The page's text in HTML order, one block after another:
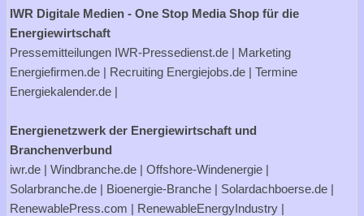
IWR Digitale Medien - One Stop Media Shop für die
Energiewirtschaft
Pressemitteilungen IWR-Pressedienst.de | Marketing
Energiefirmen.de | Recruiting Energiejobs.de | Termine
Energiekalender.de |
Energienetzwerk der Energiewirtschaft und
Branchenverbund
iwr.de | Windbranche.de | Offshore-Windenergie |
Solarbranche.de | Bioenergie-Branche | Solardachboerse.de |
RenewablePress.com | RenewableEnergyIndustry |